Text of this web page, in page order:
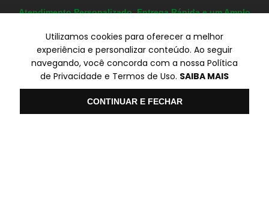
Atendimento Personalizado, Entrega Rápida e um Amplo
© Copyright 2000-2026
ALLPARTS Com. de Peças Automotivas Ltda.
CNPJ 03.724.695/0001-42 - Av. Avelino Capellato, 450 - Santa
Claudina - Vinhedo/SP - CEP 13284-480.
Utilizamos cookies para oferecer a melhor
experiência e personalizar conteúdo. Ao seguir
navegando, você concorda com a nossa Política
de Privacidade e Termos de Uso. SAIBA MAIS
CONTINUAR E FECHAR